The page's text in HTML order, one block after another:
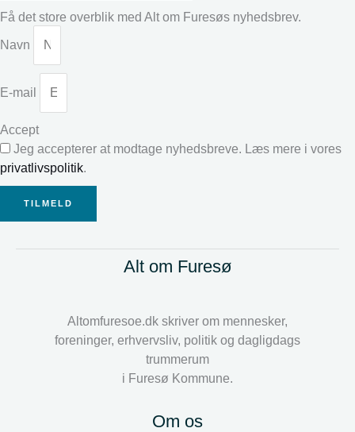
Få det store overblik med Alt om Furesøs nyhedsbrev.
Navn
E-mail
Accept
Jeg accepterer at modtage nyhedsbreve. Læs mere i vores
privatlivspolitik.
TILMELD
Alt om Furesø
Altomfuresoe.dk skriver om mennesker,
foreninger, erhvervsliv, politik og dagligdags
trummerum
i Furesø Kommune.
Om os